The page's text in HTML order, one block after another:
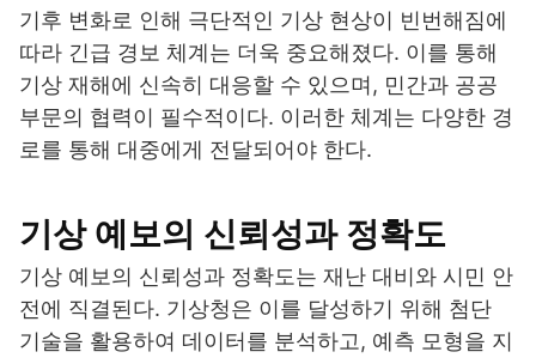
기후 변화로 인해 극단적인 기상 현상이 빈번해짐에
따라 긴급 경보 체계는 더욱 중요해졌다. 이를 통해
기상 재해에 신속히 대응할 수 있으며, 민간과 공공
부문의 협력이 필수적이다. 이러한 체계는 다양한 경
로를 통해 대중에게 전달되어야 한다.
기상 예보의 신뢰성과 정확도
기상 예보의 신뢰성과 정확도는 재난 대비와 시민 안
전에 직결된다. 기상청은 이를 달성하기 위해 첨단
기술을 활용하여 데이터를 분석하고, 예측 모형을 지